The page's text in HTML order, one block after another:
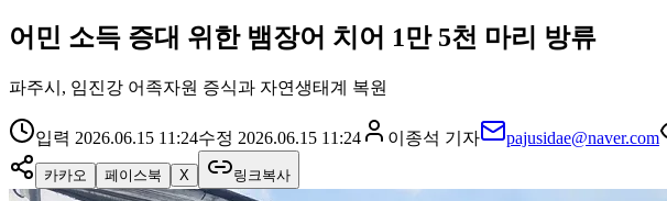
어민 소득 증대 위한 뱀장어 치어 1만 5천 마리 방류
파주시, 임진강 어족자원 증식과 자연생태계 복원
입력 2026.06.15 11:24수정 2026.06.15 11:24 이종석 기자 pajusidae@naver.com
카카오 페이스북 X 링크복사